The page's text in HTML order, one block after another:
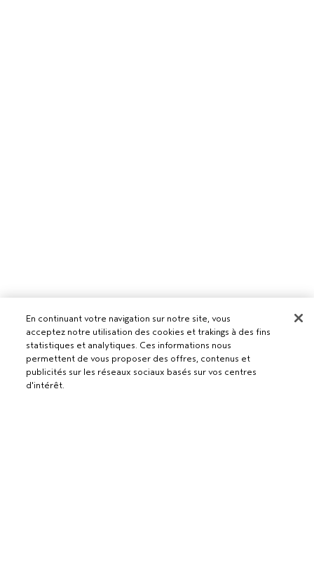
Pour les professionnels
DEVENIR UN SALON AVEDA
Besoin d’aide ?
En continuant votre navigation sur notre site, vous
acceptez notre utilisation des cookies et trakings à des fins
statistiques et analytiques. Ces informations nous
permettent de vous proposer des offres, contenus et
publicités sur les réseaux sociaux basés sur vos centres
d'intérêt.